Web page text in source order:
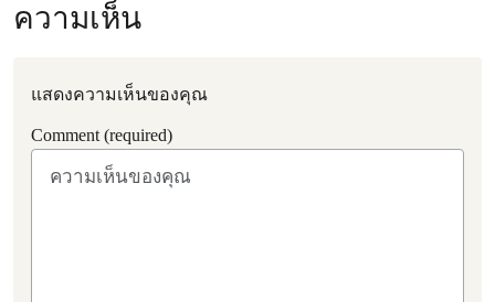
ความเห็น
แสดงความเห็นของคุณ
Comment (required)